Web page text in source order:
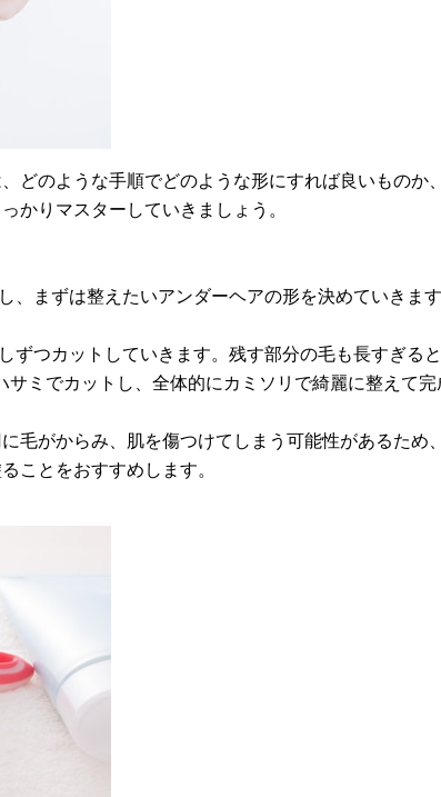
どのような手順でどのような形にすれば良いもの
かりマスターしていきましょう。
、まずは整えたいアンダーヘアの形を決めていき
ずつカットしていきます。残す部分の毛も長すぎる
ミでカットし、全体的にカミソリで綺麗に整えて完
毛がからみ、肌を傷つけてしまう可能性があるた
ことをおすすめします。